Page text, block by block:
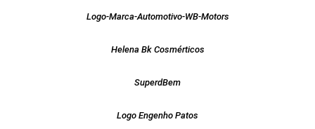
Logo-Marca-Automotivo-WB-Motors
Helena Bk Cosmérticos
SuperdBem
Logo Engenho Patos